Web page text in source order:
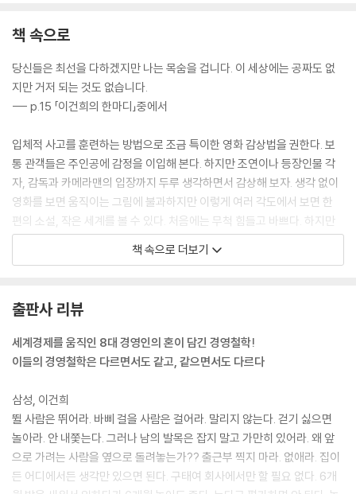
책 속으로
당신들은 최선을 다하겠지만 나는 목숨을 겁니다. 이 세상에는 공짜도 없
지만 거저 되는 것도 없습니다.
--- p.15 「이건희의 한마디」중에서
입체적 사고를 훈련하는 방법으로 조금 특이한 영화 감상법을 권한다. 보
통 관객들은 주인공에 감정을 이입해 본다. 하지만 조연이나 등장인물 각
자, 감독과 카메라맨의 입장까지 두루 생각하면서 감상해 보자. 생각 없이
영화를 보면 움직이는 그림에 불과하지만 이렇게 여러 각도에서 보면 한
편의 소설, 작은 세계를 볼 수 있다. 처음에는 무척 힘들고 바쁘다. 하지만
습관으로 굳어지면 입체적인 ‘사고의 틀’이 만들어진다. 음악을 들을 때나
미술작품을 감상할 때, 일할 때도 마찬가지다.
지갑은 돈이 사는 아파트다. 나의 돈을 좋은 아파트에 입주시켜라.
--- p.42 「이건희의 한마디」중에서
지난 30년 동안 ‘하면 된다’는 ‘헝그리 정신’과 남을 뒤쫓아 가는 ‘모방정
신’으로 세계가 부러워하는 경제성장의 기적을 만들어 냈다. 그러나 이제
더 이상 재래식 모방과 헝그리 정신만으로는 새로운 시대를 이끌어 갈 수
없게 되었다. 이제는 자율적이고도 창의적인 주인의식이 있어야 한다. 스
스로 신바람이 나서 정열적으로 일하고 그 속에서 자아실현이라는 기쁨도
얻을 수 있어야 한다.
--- p.52 「이건희의 한마디」중에서
책 속으로 더보기
출판사 리뷰
세계경제를 움직인 8대 경영인의 혼이 담긴 경영철학!
이들의 경영철학은 다르면서도 같고, 같으면서도 다르다
삼성, 이건희
뛸 사람은 뛰어라. 바삐 걸을 사람은 걸어라. 말리지 않는다. 걷기 싫으면
놀아라. 안 내쫓는다. 그러나 남의 발목은 잡지 말고 가만히 있어라. 왜 앞
으로 가려는 사람을 옆으로 돌려놓는가?? 출근부 찍지 마라. 없애라. 집이
든 어디에서든 생각만 있으면 된다. 구태여 회사에서만 할 필요 없다. 6개